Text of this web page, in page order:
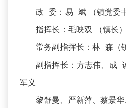
政 委：易 斌 （镇党委书
指挥长：毛映双 （镇长）
常务副指挥长：林 森（
副指挥长：方志伟、成
军义
黎舒曼、严新萍、蔡景